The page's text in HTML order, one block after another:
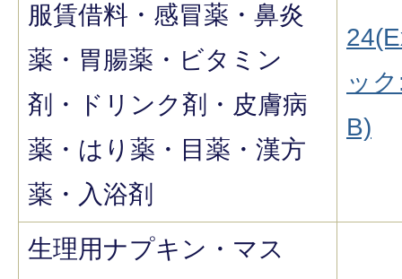
服賃借料・感冒薬・鼻炎
薬・胃腸薬・ビタミン
剤・ドリンク剤・皮膚病
薬・はり薬・目薬・漢方
薬・入浴剤
ッ
B)
生理用ナプキン・マス